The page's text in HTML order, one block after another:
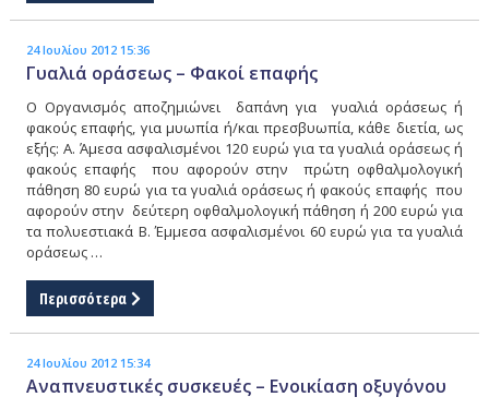
24 Ιουλίου 2012 15:36
Γυαλιά οράσεως – Φακοί επαφής
Ο Οργανισμός αποζημιώνει δαπάνη για γυαλιά οράσεως ή
φακούς επαφής, για μυωπία ή/και πρεσβυωπία, κάθε διετία, ως
εξής: Α. Άμεσα ασφαλισμένοι 120 ευρώ για τα γυαλιά οράσεως ή
φακούς επαφής που αφορούν στην πρώτη οφθαλμολογική
πάθηση 80 ευρώ για τα γυαλιά οράσεως ή φακούς επαφής που
αφορούν στην δεύτερη οφθαλμολογική πάθηση ή 200 ευρώ για
τα πολυεστιακά Β. Έμμεσα ασφαλισμένοι 60 ευρώ για τα γυαλιά
οράσεως …
Περισσότερα
24 Ιουλίου 2012 15:34
Αναπνευστικές συσκευές – Ενοικίαση οξυγόνου